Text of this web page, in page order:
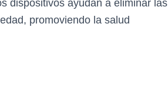
dispositivos ayudan a eliminar las
promoviendo la salud